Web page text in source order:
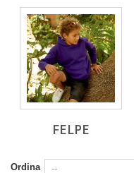
FELPE
Ordina